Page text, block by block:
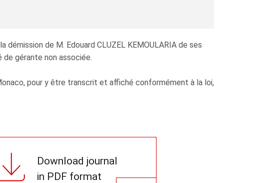
de M. Edouard CLUZEL KEMOULARIA de ses
gérante non associée.
pour y être transcrit et affiché conformément à la loi,
Download journal
in PDF format